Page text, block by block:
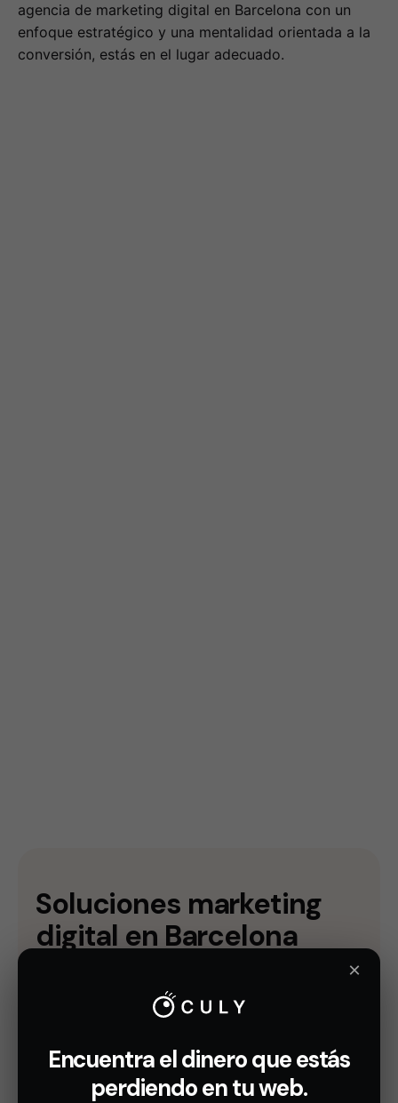
agencia de marketing digital en Barcelona con un
enfoque estratégico y una mentalidad orientada a la
conversión, estás en el lugar adecuado.
Soluciones marketing
digital en Barcelona
tenemos el equipo y la experiencia necesaria para
llevar los resultados de tu empresa al máximo
×
Encuentra el dinero que estás
perdiendo en tu web.